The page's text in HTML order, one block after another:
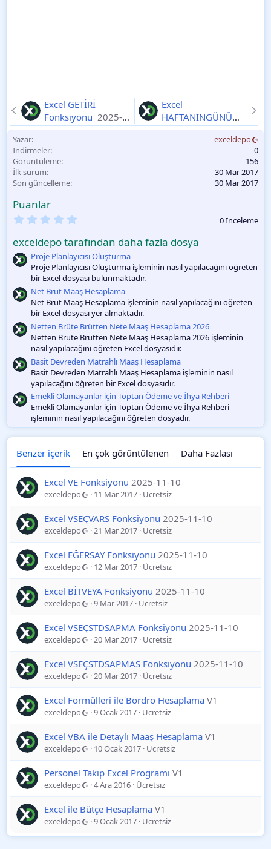
Excel GETİRİ
Fonksiyonu 2025-
11-11
Excel
HAFTANINGÜNÜ
Fonksiyonu 2025-
Yazar
exceldepo
İndirmeler
0
Görüntüleme
156
İlk sürüm
30 Mar 2017
Son güncelleme
30 Mar 2017
Puanlar
0
O
y
l
a
m
a
0 İnceleme
exceldepo tarafından daha fazla dosya
Proje Planlayıcısı Oluşturma
Proje Planlayıcısı Oluşturma işleminin nasıl yapılacağını öğreten
bir Excel dosyası bulunmaktadır.
Net Brüt Maaş Hesaplama
Net Brüt Maaş Hesaplama işleminin nasıl yapılacağını öğreten
bir Excel dosyası yer almaktadır.
Netten Brüte Brütten Nete Maaş Hesaplama 2026
Netten Brüte Brütten Nete Maaş Hesaplama 2026 işleminin
nasıl yapılacağını öğreten Excel dosyasıdır.
Basit Devreden Matrahlı Maaş Hesaplama
Basit Devreden Matrahlı Maaş Hesaplama işleminin nasıl
yapılacağını öğreten bir Excel dosyasıdır.
Emekli Olamayanlar için Toptan Ödeme ve İhya Rehberi
Emekli Olamayanlar için Toptan Ödeme ve İhya Rehberi
işleminin nasıl yapılacağını öğreten dosyadır.
Benzer içerik En çok görüntülenen Daha Fazlası
Excel VE Fonksiyonu 2025-11-10
exceldepo 11 Mar 2017 Ücretsiz
Excel VSEÇVARS Fonksiyonu 2025-11-10
exceldepo 21 Mar 2017 Ücretsiz
Excel EĞERSAY Fonksiyonu 2025-11-10
exceldepo 12 Mar 2017 Ücretsiz
Excel BİTVEYA Fonksiyonu 2025-11-10
exceldepo 9 Mar 2017 Ücretsiz
Excel VSEÇSTDSAPMA Fonksiyonu 2025-11-10
exceldepo 20 Mar 2017 Ücretsiz
Excel VSEÇSTDSAPMAS Fonksiyonu 2025-11-10
exceldepo 20 Mar 2017 Ücretsiz
Excel Formülleri ile Bordro Hesaplama V1
exceldepo 9 Ocak 2017 Ücretsiz
Excel VBA ile Detaylı Maaş Hesaplama V1
exceldepo 10 Ocak 2017 Ücretsiz
Personel Takip Excel Programı V1
exceldepo 4 Ara 2016 Ücretsiz
Excel ile Bütçe Hesaplama V1
exceldepo 9 Ocak 2017 Ücretsiz